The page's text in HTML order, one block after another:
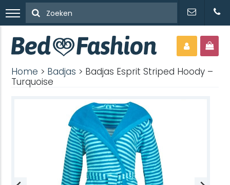
Home > Badjas > Badjas Esprit Striped Hoody –
Turquoise